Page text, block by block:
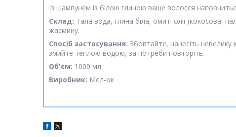
Із шампунем із білою глиною ваше волосся
Склад: Тала вода, глина біла, омиті олії (кокосова,
жасмину.
Спосіб застосування: Збовтайте, нанесіть
змийте теплою водою, за потреби повторіть.
Об'єм: 1000 мл
Виробник: Мел-ок